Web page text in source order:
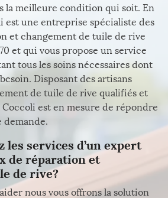
la meilleure condition qui soit. En
est une entreprise spécialiste des
et changement de tuile de rive
et qui vous propose un service
tous les soins nécessaires dont
Disposant des artisans
de tuile de rive qualifiés et
est en mesure de répondre
demande.
les services d’un expert
de réparation et
de rive?
nous vous offrons la solution